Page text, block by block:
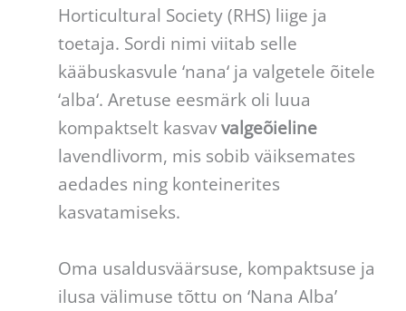
Horticultural Society (RHS) liige ja
toetaja. Sordi nimi viitab selle
kääbuskasvule ‘nana‘ ja valgetele õitele
‘alba‘. Aretuse eesmärk oli luua
kompaktselt kasvavvalgeõieline
lavendlivorm, mis sobib väiksemates
aedades ning konteinerites
kasvatamiseks.
Oma usaldusväärsuse, kompaktsuse ja
ilusa välimuse tõttu on ‘Nana Alba’